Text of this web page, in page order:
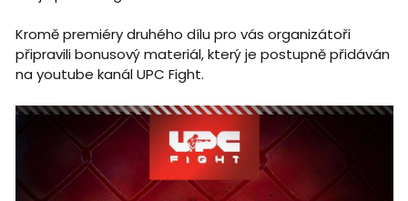
Kromě premiéry druhého dílu pro vás organizátoři
připravili bonusový materiál, který je postupně přidáván
na youtube kanál UPC Fight.